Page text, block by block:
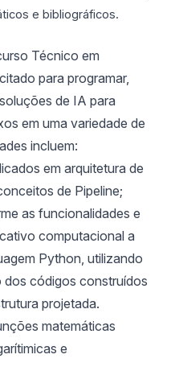
e bibliográficos.
Técnico em
para programar,
de IA para
em uma variedade de
incluem:
em arquitetura de
de Pipeline;
as funcionalidades e
computacional a
Python, utilizando
códigos construídos
projetada.
matemáticas
e